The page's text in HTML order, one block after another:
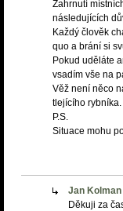
Zahrnutí
následujících
Každý člověk
quo a brání si
Pokud uděláte
vsadím vše na
Věž není něco
tlejícího
P.S.
Situace mohu
Jan Kolman
Děkuji za